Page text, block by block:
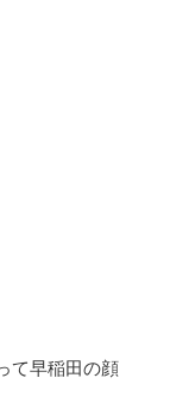
て早稲田の顔